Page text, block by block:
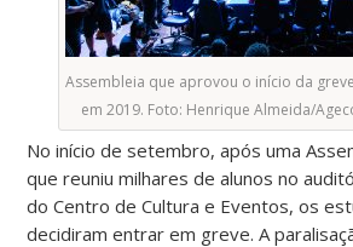
Assembleia que aprovou o início da
em 2019. Foto: Henrique Almeida/
No início de setembro, após uma
que reuniu milhares de alunos no
do Centro de Cultura e Eventos, os
decidiram entrar em greve. A